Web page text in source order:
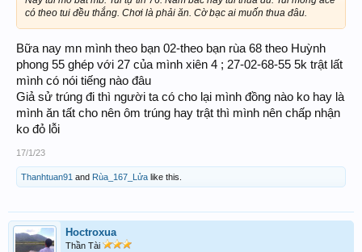
có theo tui đều thắng. Chơi là phải ăn. Cờ bạc ai muốn thua đâu.
Bữa nay mn mình theo bạn 02-theo bạn rùa 68 theo Huỳnh
phong 55 ghép với 27 của mình xiên 4 ; 27-02-68-55 5k trật lất
mình có nói tiếng nào đâu
Giả sử trúng đi thì người ta có cho lại mình đồng nào ko hay là
mình ăn tất cho nên ôm trúng hay trật thì mình nên chấp nhận
ko đỏ lỗi
17/1/23
Thanhtuan91 and Rùa_167_Lửa like this.
Hoctroxua
Thần Tài